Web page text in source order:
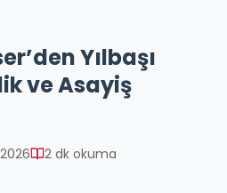
Yılbaşı
ve Asayiş
2 dk okuma